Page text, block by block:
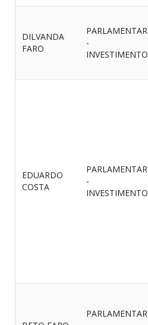
DILVANDA
FARO
PARLAMENTAR
-
INVESTIMENTO
EDUARDO
COSTA
PARLAMENTAR
-
INVESTIMENTO
PARLAMENTAR